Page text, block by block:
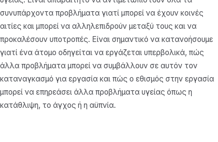
συνυπάρχοντα προβλήματα γιατί μπορεί να έχουν κοινές
αιτίες και μπορεί να αλληλεπιδρούν μεταξύ τους και να
προκαλέσουν υποτροπές. Είναι σημαντικό να κατανοήσουμε
γιατί ένα άτομο οδηγείται να εργάζεται υπερβολικά, πώς
άλλα προβλήματα μπορεί να συμβάλλουν σε αυτόν τον
καταναγκασμό για εργασία και πώς ο εθισμός στην εργασία
μπορεί να επηρεάσει άλλα προβλήματα υγείας όπως η
κατάθλιψη, το άγχος ή η αϋπνία.